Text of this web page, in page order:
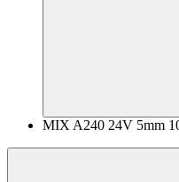
MIX A240 24V 5mm